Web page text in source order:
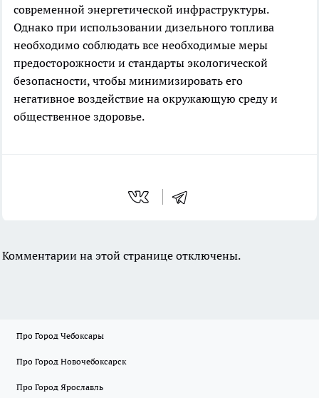
современной энергетической инфраструктуры.
Однако при использовании дизельного топлива
необходимо соблюдать все необходимые меры
предосторожности и стандарты экологической
безопасности, чтобы минимизировать его
негативное воздействие на окружающую среду и
общественное здоровье.
Комментарии на этой странице отключены.
Про Город Чебоксары
Про Город Новочебоксарск
Про Город Ярославль